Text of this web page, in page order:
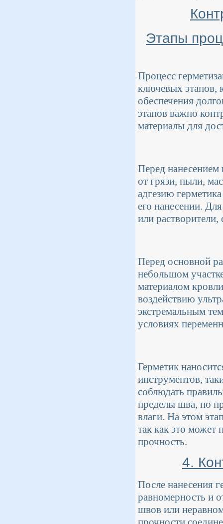
Этапы
Процесс
ключевых этапов,
обеспечения
этапов важно
материалы для
Перед нанесением
от грязи, пыли,
адгезию
его нанесении.
или
Перед основной
небольшом
материалом
воздействию
экстремальным
условиях
Герметик
инструментов,
соблюдать
пределы шва, но
влаги. На этом
так как это может
прочность.
4.
После нанесения
равномерность и
швов или